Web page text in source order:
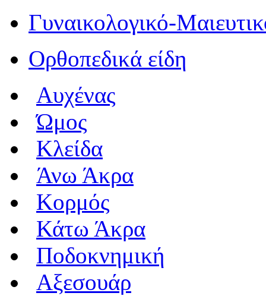
Γυναικολογικό-
Ορθοπεδικά είδη
Αυχένας
Ώμος
Κλείδα
Άνω Άκρα
Κορμός
Κάτω Άκρα
Ποδοκνημική
Αξεσουάρ